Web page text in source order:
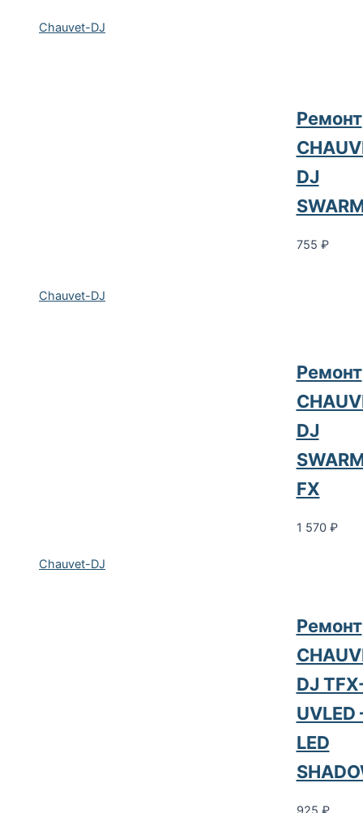
Chauvet-DJ
Chauvet-DJ
Ремонт
DJ
755 ₽
Chauvet-DJ
Ремонт
DJ
FX
1 570 ₽
Ремонт
DJ
LED